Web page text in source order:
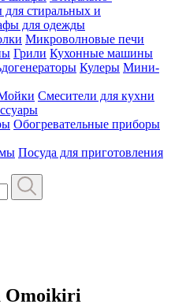
для стиральных и
для одежды
Микроволновые печи
Грили Кухонные машины
Кулеры Мини-
Смесители для кухни
Обогревательные приборы
Посуда для приготовления
Omoikiri